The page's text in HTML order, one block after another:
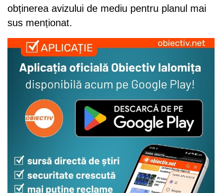
obținerea avizului de mediu pentru planul mai
sus menționat.